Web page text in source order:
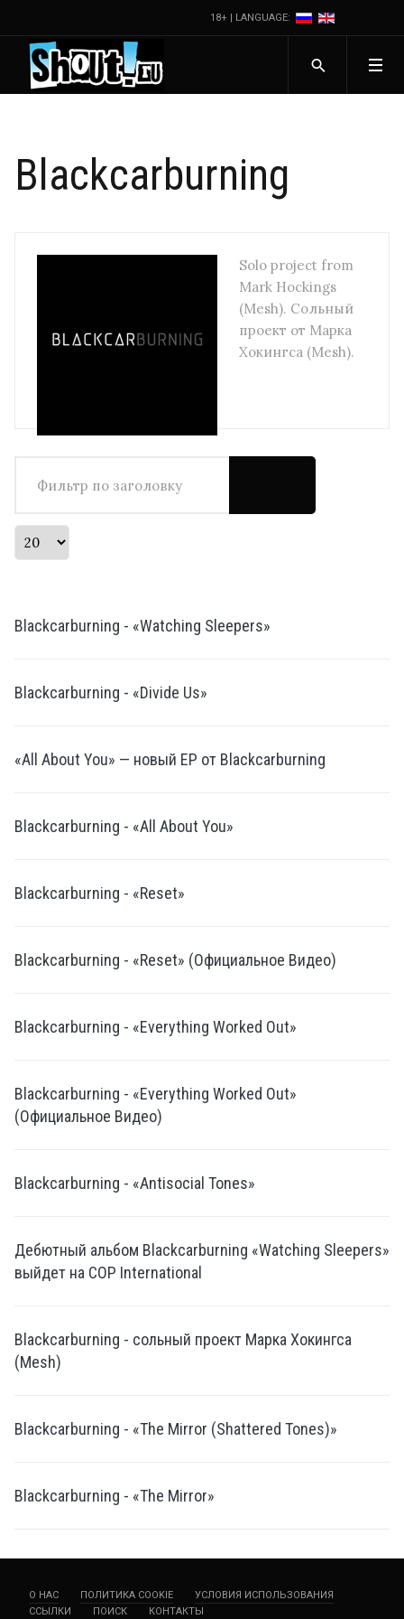
18+ | LANGUAGE:
Blackcarburning
Solo project from
Mark Hockings
(Mesh). Сольный
проект от Марка
Хокингса (Mesh).
Кол-во строк:
Blackcarburning - «Watching Sleepers»
Blackcarburning - «Divide Us»
«All About You» — новый EP от Blackcarburning
Blackcarburning - «All About You»
Blackcarburning - «Reset»
Blackcarburning - «Reset» (Официальное Видео)
Blackcarburning - «Everything Worked Out»
Blackcarburning - «Everything Worked Out»
(Официальное Видео)
Blackcarburning - «Antisocial Tones»
Дебютный альбом Blackcarburning «Watching Sleepers»
выйдет на COP International
Blackcarburning - сольный проект Марка Хокингса
(Mesh)
Blackcarburning - «The Mirror (Shattered Tones)»
Blackcarburning - «The Mirror»
О НАС ПОЛИТИКА COOKIE
УСЛОВИЯ ИСПОЛЬЗОВАНИЯ
ССЫЛКИ
ПОИСК КОНТАКТЫ